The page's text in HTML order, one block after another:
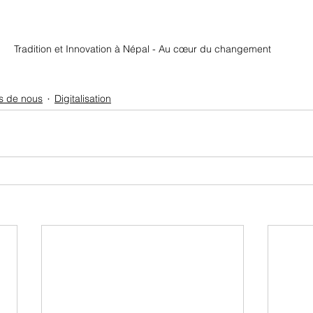
Tradition et Innovation à Népal - Au cœur du changement
de nous Digitalisation